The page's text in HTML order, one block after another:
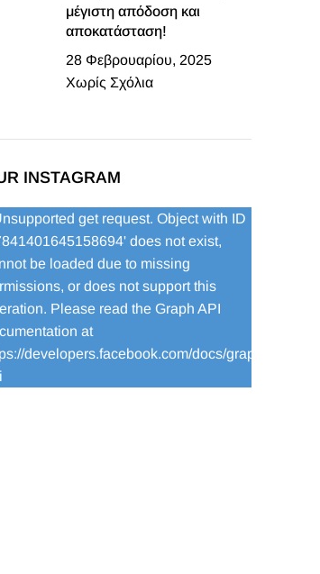
μέγιστη απόδοση και
αποκατάσταση!
28 Φεβρουαρίου, 2025
Χωρίς Σχόλια
INSTAGRAM
get request. Object with ID
does not exist,
be loaded due to missing
or does not support this
Please read the Graph API
at
developers.facebook.com/docs/graph-